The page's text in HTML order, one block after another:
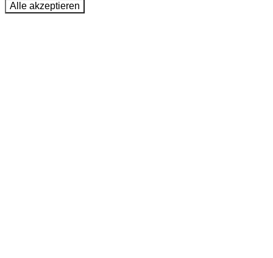
Alle akzeptieren